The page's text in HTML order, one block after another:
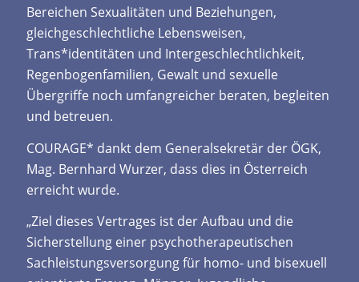
Bereichen Sexualitäten und Beziehungen,
gleichgeschlechtliche Lebensweisen,
Trans*identitäten und Intergeschlechtlichkeit,
Regenbogenfamilien, Gewalt und sexuelle
Übergriffe noch umfangreicher beraten, begleiten
und betreuen.
COURAGE* dankt dem Generalsekretär der ÖGK,
Mag. Bernhard Wurzer, dass dies in Österreich
erreicht wurde.
„Ziel dieses Vertrages ist der Aufbau und die
Sicherstellung einer psychotherapeutischen
Sachleistungsversorgung für homo- und bisexuell